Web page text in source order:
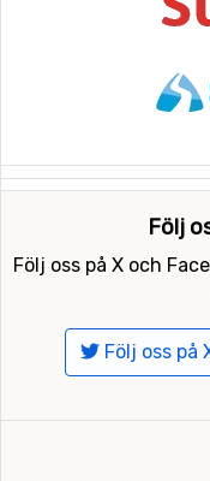
Följ
Följ oss på X och
Följ oss på